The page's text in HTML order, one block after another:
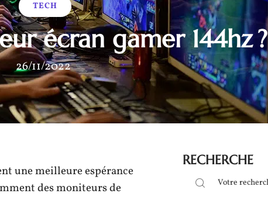
TECH
écran gamer 144hz ?
26/11/2022
une meilleure espérance
des moniteurs de
RECHERCHE